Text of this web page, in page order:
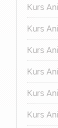
Kurs
Kurs
Kurs
Kurs
Kurs
Kurs